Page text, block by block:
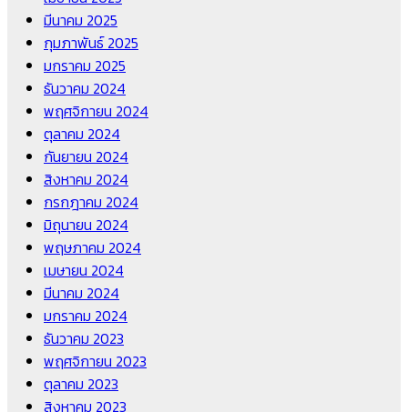
มีนาคม 2025
กุมภาพันธ์ 2025
มกราคม 2025
ธันวาคม 2024
พฤศจิกายน 2024
ตุลาคม 2024
กันยายน 2024
สิงหาคม 2024
กรกฎาคม 2024
มิถุนายน 2024
พฤษภาคม 2024
เมษายน 2024
มีนาคม 2024
มกราคม 2024
ธันวาคม 2023
พฤศจิกายน 2023
ตุลาคม 2023
สิงหาคม 2023